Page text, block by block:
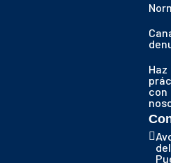
Haz
con
del